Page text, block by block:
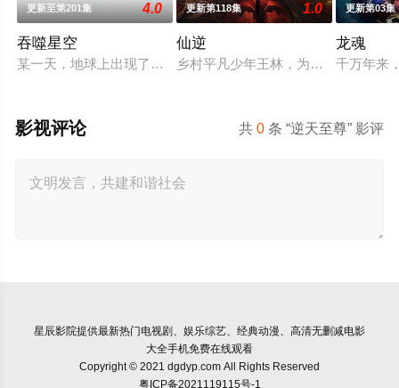
更新至第201集 4.0
吞噬星空
某一天，地球上出现了不明来由的RR病毒，将世界卷入灾难之
更新第118集 1.0
仙逆
乡村平凡少年王林，为了心中不屈的
更新第03集
龙魂
千万年来
共0 条 “逆天至尊” 影评
影视评论
星辰影院提供最新热门电视剧、娱乐综艺、经典动漫、高清无删减电影
大全手机免费在线观看
Copyright © 2021 dgdyp.com All Rights Reserved
粤ICP备2021119115号-1